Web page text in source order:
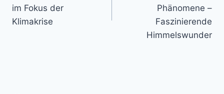
im Fokus der
Klimakrise
Phänomene –
Faszinierende
Himmelswunder